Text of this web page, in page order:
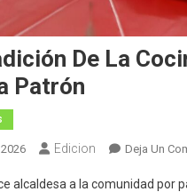
De La
Patrón
Edicion Deja Un
alcaldesa a la comunidad por